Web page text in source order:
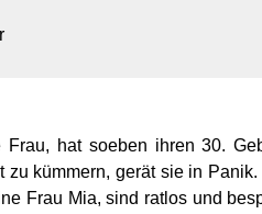
hat soeben ihren 30.
kümmern, gerät sie in Panik.
Frau Mia, sind ratlos und